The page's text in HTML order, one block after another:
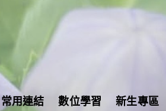
常用連結 數位學習 新生專區